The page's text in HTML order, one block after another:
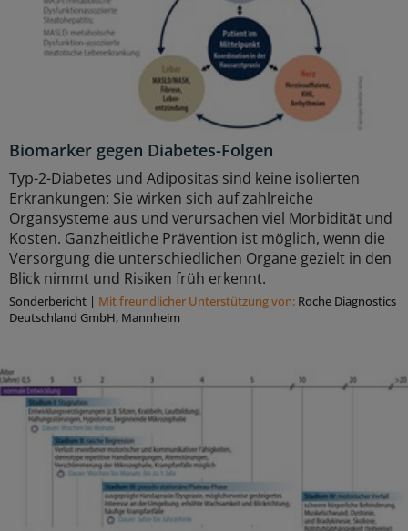
Biomarker gegen Diabetes-Folgen
Typ-2-Diabetes und Adipositas sind keine isolierten
Erkrankungen: Sie wirken sich auf zahlreiche
Organsysteme aus und verursachen viel Morbidität und
Kosten. Ganzheitliche Prävention ist möglich, wenn die
Versorgung die unterschiedlichen Organe gezielt in den
Blick nimmt und Risiken früh erkennt.
Sonderbericht | Mit freundlicher Unterstützung von: Roche Diagnostics
Deutschland GmbH, Mannheim